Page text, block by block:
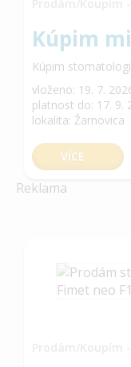
Kúpim
Kúpim
vloženo: 19. 7.
platnost do: 17. 9.
lokalita: Žarnovica
VÍCE
Reklama